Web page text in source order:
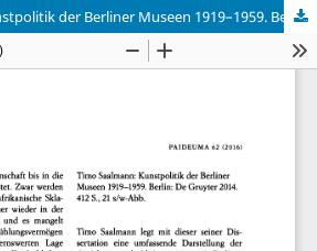
Timo Saalmann: Kunstpolitik der Berliner Museen 1919–1959. Berlin 2014